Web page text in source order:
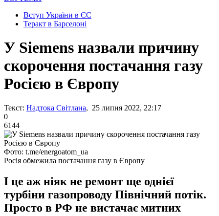
Вступ України в ЄС
Теракт в Барселоні
У Siemens назвали причину
скорочення постачання газу
Росією в Європу
Текст: Надтока Світлана, 25 липня 2022, 22:17
0
6144
Фото: t.me/energoatom_ua
Росія обмежила постачання газу в Європу
І це аж ніяк не ремонт ще однієї
турбіни газопроводу Північний потік.
Просто в РФ не вистачає митних